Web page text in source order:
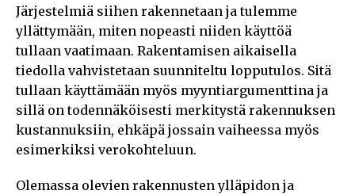
Järjestelmiä siihen rakennetaan ja tulemme
yllättymään, miten nopeasti niiden käyttöä
tullaan vaatimaan. Rakentamisen aikaisella
tiedolla vahvistetaan suunniteltu lopputulos. Sitä
tullaan käyttämään myös myyntiargumenttina ja
sillä on todennäköisesti merkitystä rakennuksen
kustannuksiin, ehkäpä jossain vaiheessa myös
esimerkiksi verokohteluun.
Olemassa olevien rakennusten ylläpidon ja